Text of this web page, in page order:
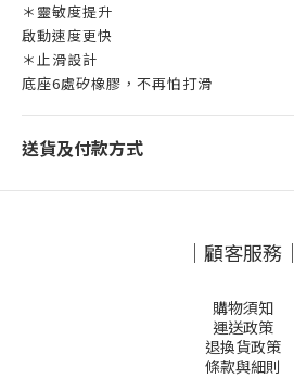
＊靈敏度提升
啟動速度更快
＊止滑設計
底座6處矽橡膠，不再怕打滑
送貨及付款方式
｜顧客服務｜
購物須知
運送政策
退換貨政策
條款與細則